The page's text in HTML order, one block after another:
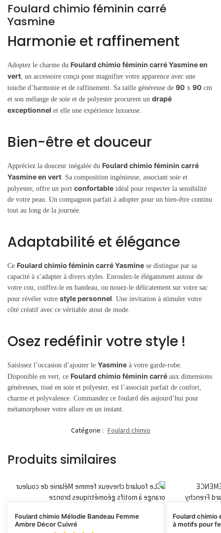
Foulard chimio féminin carré
Yasmine
Harmonie et raffinement
Adoptez le charme du Foulard chimio féminin carré Yasmine en
vert , un accessoire conçu pour magnifier votre apparence avec une
touche d’harmonie et de raffinement. Sa taille généreuse de 90 x 90 cm
et son mélange de soie et de polyester procurent un drapé
exceptionnel et elle une expérience luxueuse.
Bien-être et douceur
Appréciez la douceur inégalée du Foulard chimio féminin carré
Yasmine en vert . Sa composition ingénieuse, associant soie et
polyester, offre un port confortable idéal pour respecter la sensibilité
de votre peau. Un compagnon parfait à adopter pour un bien-être continu
tout au long de la journée.
Adaptabilité et élégance
Ce Foulard chimio féminin carré Yasmine se distingue par sa
capacité à s’adapter à divers styles. Enroulez-le élégamment autour de
votre cou, coiffez-le en bandeau, ou nouez-le délicatement sur votre sac
pour révéler votre style personnel . Une invitation à stimuler votre
côté créatif avec ce véritable atout de mode.
Osez redéfinir votre style !
Saisissez l’occasion d’ajouter le Yasmine à votre garde-robe.
Disponible en vert, ce Foulard chimio féminin carré aux dimensions
généreuses, tissé en soie et polyester, est l’associait parfait de confort,
charme et polyvalence. Commandez ce foulard dès aujourd’hui pour
métamorphoser votre allure en un instant.
Catégorie : Foulard chimio
Produits similaires
Foulard chimio Mélodie Bandeau Femme
Ambre Décor Cuivré
Foulard chimio
à motifs pour